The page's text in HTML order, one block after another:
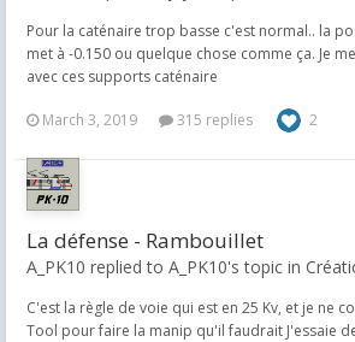
Pour la caténaire trop basse c'est normal.. la
met à -0.150 ou quelque chose comme ça. Je
avec ces supports caténaire
March 3, 2019 315 replies 2
La défense - Rambouillet
A_PK10 replied to A_PK10's topic in
C'est la règle de voie qui est en 25 Kv, et je ne
Tool pour faire la manip qu'il faudrait J'essaie